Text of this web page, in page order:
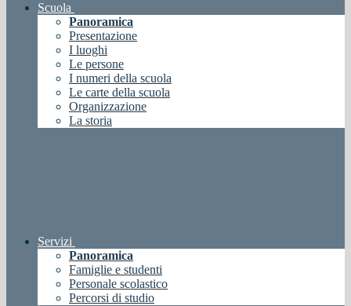
Scuola
Panoramica
Presentazione
I luoghi
Le persone
I numeri della scuola
Le carte della scuola
Organizzazione
La storia
Servizi
Panoramica
Famiglie e studenti
Personale scolastico
Percorsi di studio